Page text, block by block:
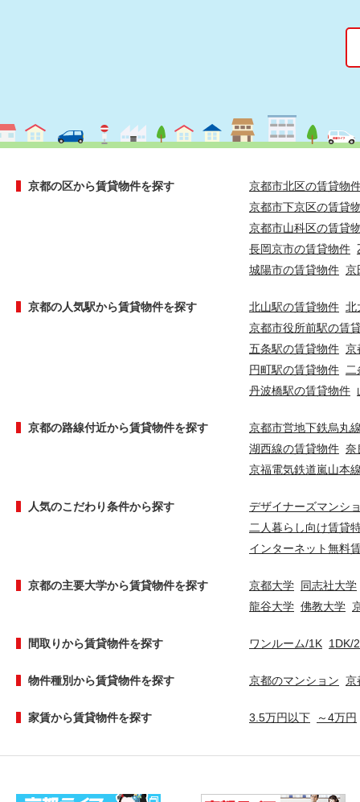
京都の区から賃貸物件を探す
京都市北区の賃貸物
京都市下京区の賃貸
京都市山科区の賃貸
長岡京市の賃貸物件
城陽市の賃貸物件 京
京都の人気駅から賃貸物件を探す 北山駅の賃貸物件 北
京都市役所前駅の賃
五条駅の賃貸物件 京
円町駅の賃貸物件
丹波橋駅の賃貸物件
京都の路線付近から賃貸物件を探す
京都市営地下鉄烏丸
湖西線の賃貸物件 奈
京福電気鉄道嵐山本
人気のこだわり条件から探す
デザイナーズマンシ
二人暮らし向け賃貸
インターネット無料
京都の主要大学から賃貸物件を探す 京都大学 同志社大学
龍谷大学 佛教大学
間取りから賃貸物件を探す ワンルーム/1K 1DK/
物件種別から賃貸物件を探す 京都のマンション 京
家賃から賃貸物件を探す 3.5万円以下 ～4万円